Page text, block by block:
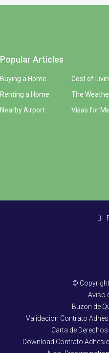
Popular Articles
Buying a Home
Renting a Home
Nearby Airport
Cost of
The
Visas for
©
Aviso
Buzon de
Validacion Contrato
Carta de
Download Contrato